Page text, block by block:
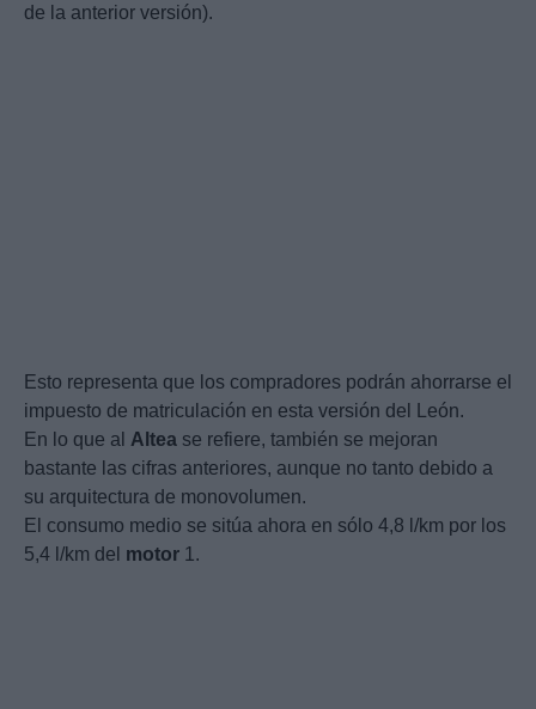
de la anterior versión).
Esto representa que los compradores podrán ahorrarse el
impuesto de matriculación en esta versión del León.
En lo que al Altea se refiere, también se mejoran
bastante las cifras anteriores, aunque no tanto debido a
su arquitectura de monovolumen.
El consumo medio se sitúa ahora en sólo 4,8 l/km por los
5,4 l/km del motor 1.